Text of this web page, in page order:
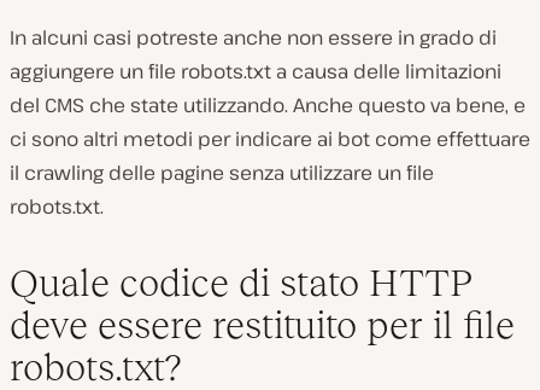
In alcuni casi potreste anche non essere in grado di
aggiungere un file robots.txt a causa delle limitazioni
del CMS che state utilizzando. Anche questo va bene, e
ci sono altri metodi per indicare ai bot come effettuare
il crawling delle pagine senza utilizzare un file
robots.txt.
Quale codice di stato HTTP
deve essere restituito per il file
robots.txt?